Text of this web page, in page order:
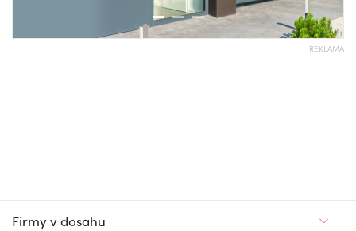
REKLAMA
Firmy v dosahu